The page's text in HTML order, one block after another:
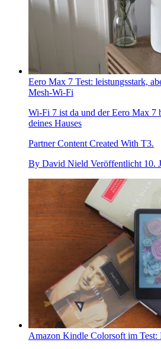
Eero Max 7 Test: leistungsstark,
Mesh-Wi-Fi
Wi-Fi 7 ist da und der Eero Max 7
deines Hauses
Partner Content Created With T3.
By David Nield Veröffentlicht 10.
Amazon Kindle Colorsoft im Test: